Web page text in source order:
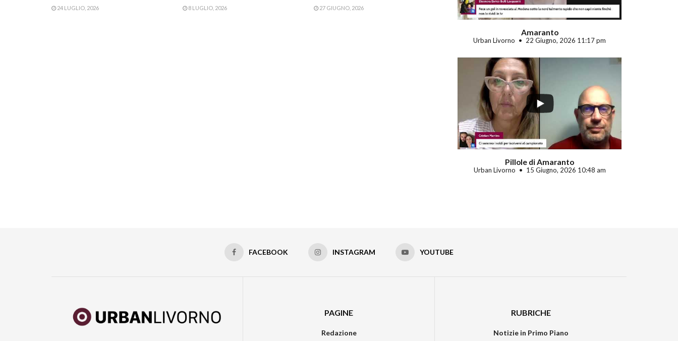
24 LUGLIO, 2026 8 LUGLIO, 2026 27 GIUGNO, 2026
Amaranto
Urban Livorno 22 Giugno, 2026 11:17 pm
Pillole di Amaranto
Urban Livorno 15 Giugno, 2026 10:48 am
FACEBOOK INSTAGRAM YOUTUBE
PAGINE
Redazione
RUBRICHE
Notizie in Primo Piano